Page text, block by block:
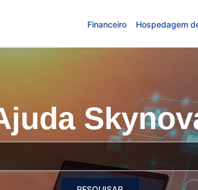
Financeiro Hospedagem